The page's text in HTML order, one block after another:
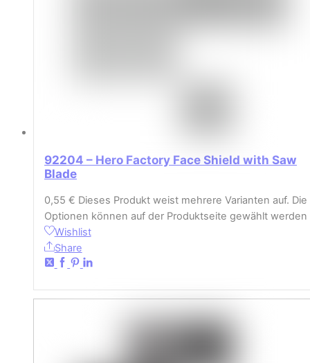
92204 – Hero Factory Face Shield with Saw
Blade
0,55 € Dieses Produkt weist mehrere Varianten auf. Die
Optionen können auf der Produktseite gewählt werden
Wishlist
Share